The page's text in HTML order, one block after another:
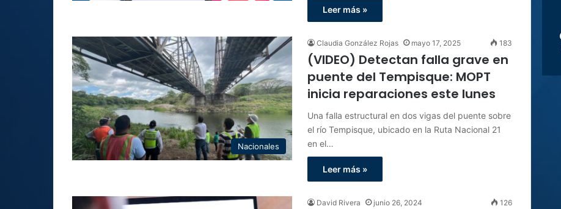
Leer más »
Nacionales
Claudia González Rojas mayo 17, 2025 183
(VIDEO) Detectan falla grave en
puente del Tempisque: MOPT
inicia reparaciones este lunes
Una falla estructural en dos vigas del puente sobre
el río Tempisque, ubicado en la Ruta Nacional 21
en el…
Leer más »
David Rivera junio 26, 2024 126